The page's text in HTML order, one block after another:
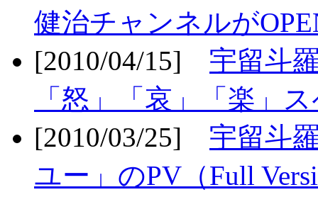
健治チャンネルが
[2010/04/15] 宇留斗
「怒」「哀」「楽」
[2010/03/25] 宇留斗
ユー」のPV（Full